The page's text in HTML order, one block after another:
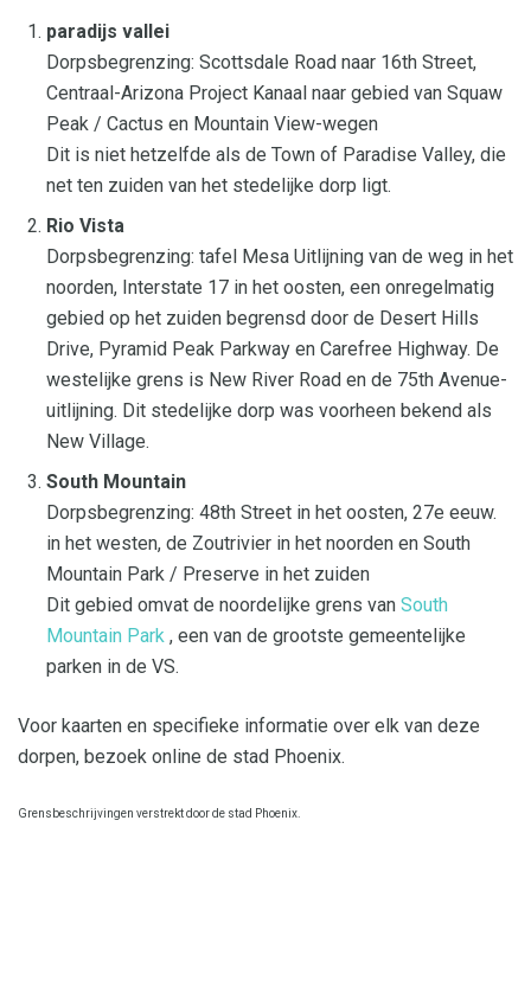
paradijs vallei
Dorpsbegrenzing: Scottsdale Road naar 16th Street,
Centraal-Arizona Project Kanaal naar gebied van Squaw
Peak / Cactus en Mountain View-wegen
Dit is niet hetzelfde als de Town of Paradise Valley, die
net ten zuiden van het stedelijke dorp ligt.
Rio Vista
Dorpsbegrenzing: tafel Mesa Uitlijning van de weg in het
noorden, Interstate 17 in het oosten, een onregelmatig
gebied op het zuiden begrensd door de Desert Hills
Drive, Pyramid Peak Parkway en Carefree Highway. De
westelijke grens is New River Road en de 75th Avenue-
uitlijning. Dit stedelijke dorp was voorheen bekend als
New Village.
South Mountain
Dorpsbegrenzing: 48th Street in het oosten, 27e eeuw.
in het westen, de Zoutrivier in het noorden en South
Mountain Park / Preserve in het zuiden
Dit gebied omvat de noordelijke grens van South
Mountain Park , een van de grootste gemeentelijke
parken in de VS.
Voor kaarten en specifieke informatie over elk van deze
dorpen, bezoek online de stad Phoenix.
Grensbeschrijvingen verstrekt door de stad Phoenix.